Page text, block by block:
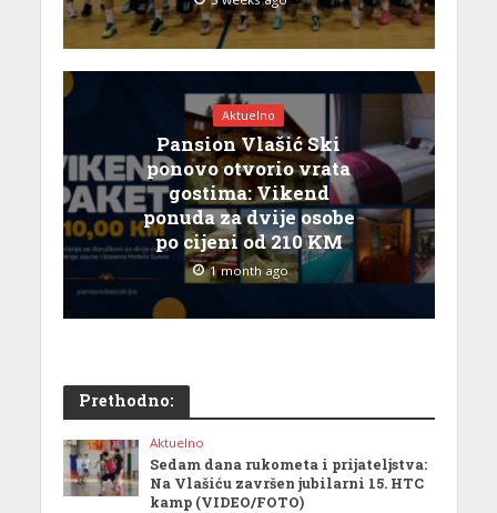
Aktuelno
Pansion Vlašić Ski
ponovo otvorio vrata
gostima: Vikend
ponuda za dvije osobe
po cijeni od 210 KM
1 month ago
Prethodno:
Aktuelno
Sedam dana rukometa i prijateljstva:
Na Vlašiću završen jubilarni 15. HTC
kamp (VIDEO/FOTO)